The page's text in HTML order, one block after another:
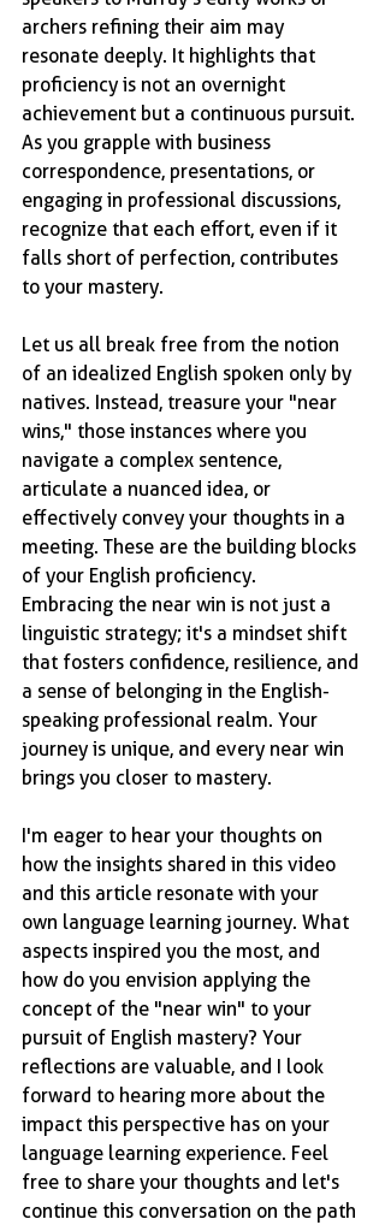
archers refining their aim may
resonate deeply. It highlights that
proficiency is not an overnight
achievement but a continuous pursuit.
As you grapple with business
correspondence, presentations, or
engaging in professional discussions,
recognize that each effort, even if it
falls short of perfection, contributes
to your mastery.
Let us all break free from the notion
of an idealized English spoken only by
natives. Instead, treasure your "near
wins," those instances where you
navigate a complex sentence,
articulate a nuanced idea, or
effectively convey your thoughts in a
meeting. These are the building blocks
of your English proficiency.
Embracing the near win is not just a
linguistic strategy; it's a mindset shift
that fosters confidence, resilience, and
a sense of belonging in the English-
speaking professional realm. Your
journey is unique, and every near win
brings you closer to mastery.
I'm eager to hear your thoughts on
how the insights shared in this video
and this article resonate with your
own language learning journey. What
aspects inspired you the most, and
how do you envision applying the
concept of the "near win" to your
pursuit of English mastery? Your
reflections are valuable, and I look
forward to hearing more about the
impact this perspective has on your
language learning experience. Feel
free to share your thoughts and let's
continue this conversation on the path